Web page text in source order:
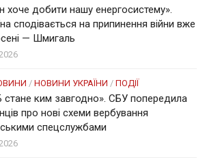
хоче добити нашу енергосистему».
сподівається на припинення війни вже
— Шмигаль
/ НОВИНИ УКРАЇНИ / ПОДІЇ
ким завгодно». СБУ попередила
про нові схеми вербування
спецслужбами